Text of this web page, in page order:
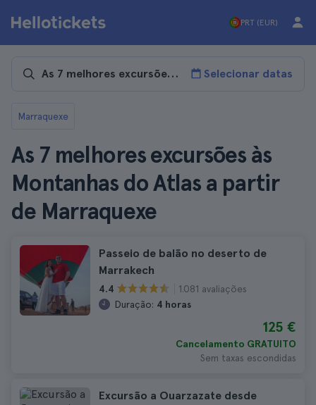
PRT (EUR)
Selecionar datas
Marraquexe
As 7 melhores excursões às
Montanhas do Atlas a partir
de Marraquexe
Passeio de balão no deserto de
Marrakech
4.4
1.081 avaliações
Duração: 4 horas
125 €
Cancelamento GRATUITO
Sem taxas escondidas
Excursão a Ouarzazate desde